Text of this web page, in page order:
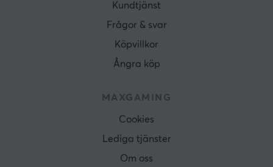
Kundtjänst
Frågor & svar
Köpvillkor
Ångra köp
MAXGAMING
Cookies
Lediga tjänster
Om oss